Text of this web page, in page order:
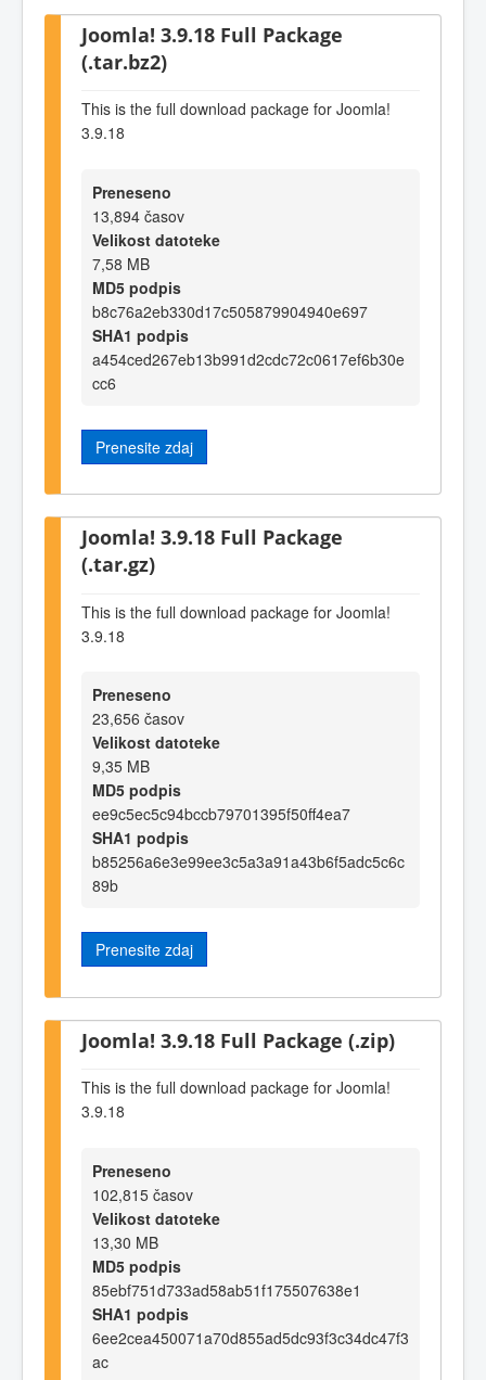
Joomla! 3.9.18 Full Package
(.tar.bz2)
This is the full download package for Joomla!
3.9.18
Preneseno
13,894 časov
Velikost datoteke
7,58 MB
MD5 podpis
b8c76a2eb330d17c505879904940e697
SHA1 podpis
a454ced267eb13b991d2cdc72c0617ef6b30e
cc6
Prenesite zdaj
Joomla! 3.9.18 Full Package
(.tar.gz)
This is the full download package for Joomla!
3.9.18
Preneseno
23,656 časov
Velikost datoteke
9,35 MB
MD5 podpis
ee9c5ec5c94bccb79701395f50ff4ea7
SHA1 podpis
b85256a6e3e99ee3c5a3a91a43b6f5adc5c6c
89b
Prenesite zdaj
Joomla! 3.9.18 Full Package (.zip)
This is the full download package for Joomla!
3.9.18
Preneseno
102,815 časov
Velikost datoteke
13,30 MB
MD5 podpis
85ebf751d733ad58ab51f175507638e1
SHA1 podpis
6ee2cea450071a70d855ad5dc93f3c34dc47f3
ac